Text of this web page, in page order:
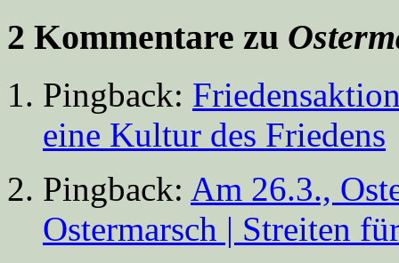
2 Kommentare zu
Pingback:
eine Kultur des Friedens
Pingback: Am 26.3.,
Ostermarsch | Streiten